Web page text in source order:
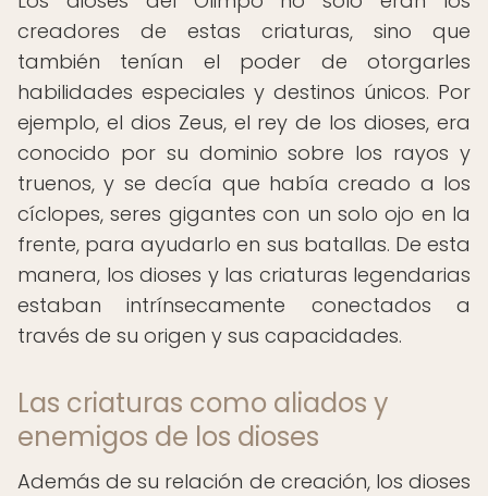
creadores de estas criaturas, sino que
también tenían el poder de otorgarles
habilidades especiales y destinos únicos. Por
ejemplo, el dios Zeus, el rey de los dioses, era
conocido por su dominio sobre los rayos y
truenos, y se decía que había creado a los
cíclopes, seres gigantes con un solo ojo en la
frente, para ayudarlo en sus batallas. De esta
manera, los dioses y las criaturas legendarias
estaban intrínsecamente conectados a
través de su origen y sus capacidades.
Las criaturas como aliados y
enemigos de los dioses
Además de su relación de creación, los dioses